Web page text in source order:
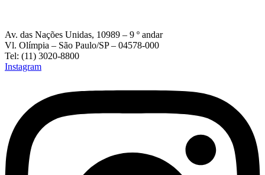
Av. das Nações Unidas, 10989 – 9 º andar
Vl. Olímpia – São Paulo/SP – 04578-000
Tel: (11) 3020-8800
Instagram